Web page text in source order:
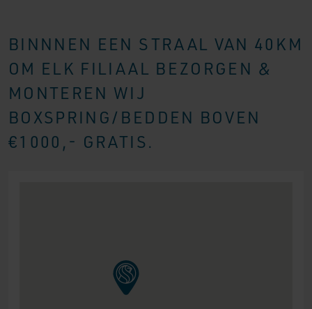
BINNNEN EEN STRAAL VAN 40KM
OM ELK FILIAAL BEZORGEN &
MONTEREN WIJ
BOXSPRING/BEDDEN BOVEN
€1000,- GRATIS.